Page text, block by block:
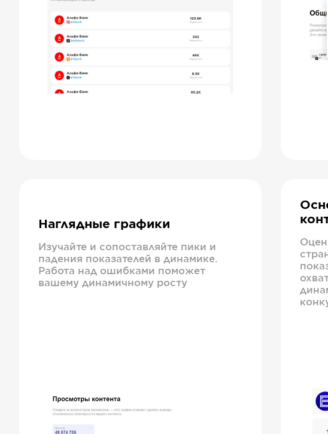
Наглядные графики
Изучайте и сопоставляйте пики и
падения показателей в динамике.
Работа над ошибками поможет
вашему динамичному росту